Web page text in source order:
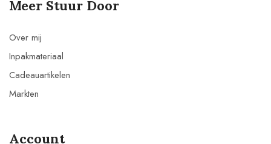
Meer Stuur Door
Over mij
Inpakmateriaal
Cadeauartikelen
Markten
Account